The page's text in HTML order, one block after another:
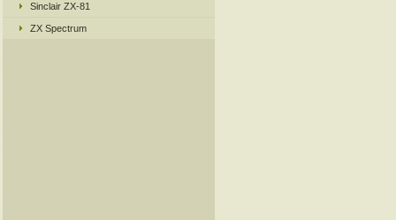
Sinclair ZX-81
ZX Spectrum